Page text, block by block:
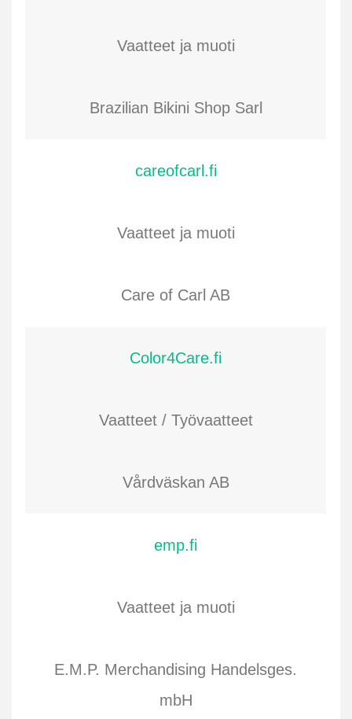
Vaatteet ja muoti
Brazilian Bikini Shop Sarl
careofcarl.fi
Vaatteet ja muoti
Care of Carl AB
Color4Care.fi
Vaatteet / Työvaatteet
Vårdväskan AB
emp.fi
Vaatteet ja muoti
E.M.P. Merchandising Handelsges.
mbH